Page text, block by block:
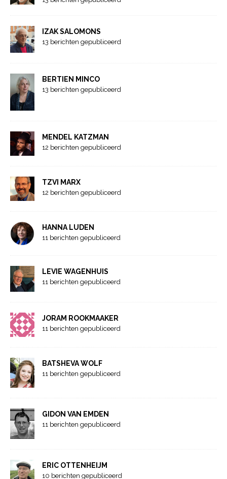
IZAK SALOMONS
13 berichten gepubliceerd
BERTIEN MINCO
13 berichten gepubliceerd
MENDEL KATZMAN
12 berichten gepubliceerd
TZVI MARX
12 berichten gepubliceerd
HANNA LUDEN
11 berichten gepubliceerd
LEVIE WAGENHUIS
11 berichten gepubliceerd
JORAM ROOKMAAKER
11 berichten gepubliceerd
BATSHEVA WOLF
11 berichten gepubliceerd
GIDON VAN EMDEN
11 berichten gepubliceerd
ERIC OTTENHEIJM
10 berichten gepubliceerd